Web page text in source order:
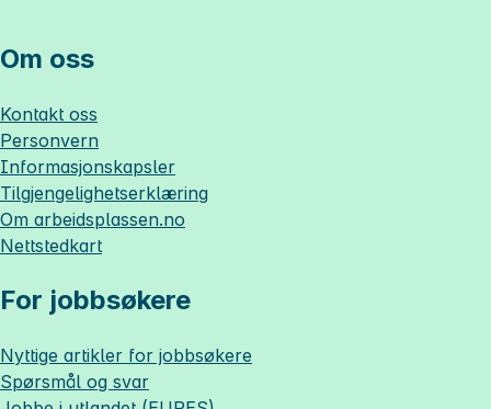
Om oss
Kontakt oss
Personvern
Informasjonskapsler
Tilgjengelighetserklæring
Om arbeidsplassen.no
Nettstedkart
For jobbsøkere
Nyttige artikler for jobbsøkere
Spørsmål og svar